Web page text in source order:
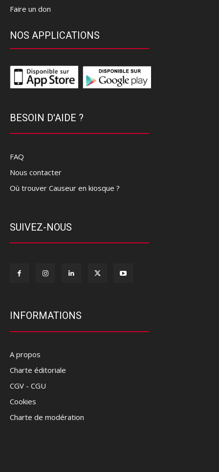
Faire un don
NOS APPLICATIONS
BESOIN D'AIDE ?
FAQ
Nous contacter
Où trouver Causeur en kiosque ?
SUIVEZ-NOUS
INFORMATIONS
A propos
Charte éditoriale
CGV - CGU
Cookies
Charte de modération